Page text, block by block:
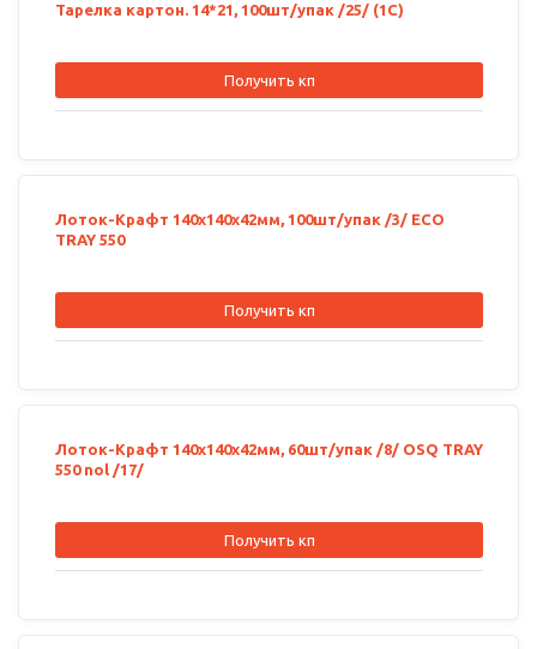
Тарелка картон. 14*21, 100шт/упак /25/ (1С)
Получить кп
Лоток-Крафт 140х140х42мм, 100шт/упак /3/ ECO
TRAY 550
Получить кп
Лоток-Крафт 140х140х42мм, 60шт/упак /8/ OSQ TRAY
550 nol /17/
Получить кп